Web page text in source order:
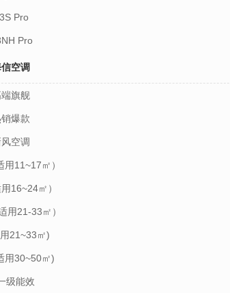
Pro
Pro
空调
旗舰
爆款
空调
用11~17㎡）
16~24㎡）
用21-33㎡）
21~33㎡)
用30~50㎡)
级能效